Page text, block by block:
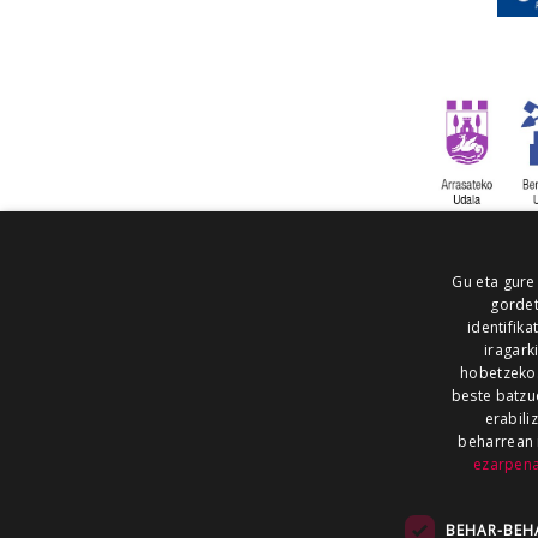
ALEA
Gu eta
hobetzeko.
beste
beharrean
BEHAR-